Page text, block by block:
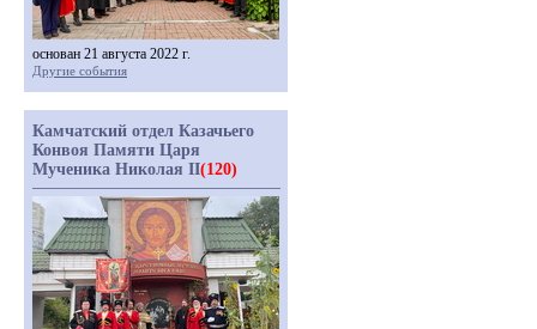
основан 21 августа 2022 г.
Другие события
Камчатский отдел Казачьего
Конвоя Памяти Царя
Мученика Николая II(120)